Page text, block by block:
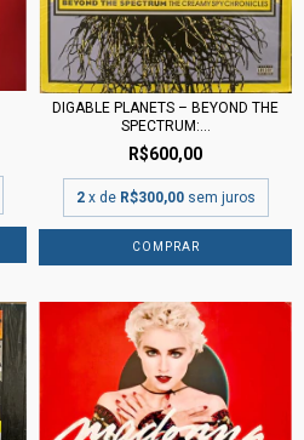
DIGABLE PLANETS ‎– BEYOND THE
SPECTRUM:...
R$600,00
2 x de R$300,00 sem juros